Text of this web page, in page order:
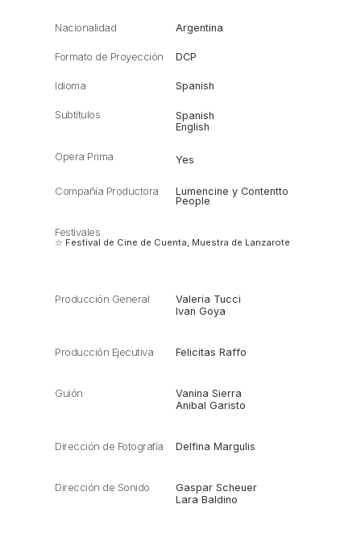
Nacionalidad Argentina
Formato de Proyección DCP
Idioma Spanish
Subtítulos
Spanish
English
Opera Prima Yes
Compañía Productora
Lumencine y Contentto
People
Festivales
☆ Festival de Cine de Cuenta, Muestra de Lanzarote
Producción General
Valeria Tucci
Ivan Goya
Producción Ejecutiva Felicitas Raffo
Guión
Vanina Sierra
Anibal Garisto
Dirección de Fotografía Delfina Margulis
Dirección de Sonido
Gaspar Scheuer
Lara Baldino